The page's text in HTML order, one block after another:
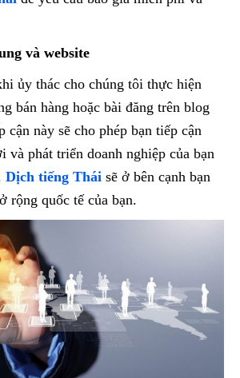
và website
ủy thác cho chúng tôi thực hiện
bán hàng hoặc bài đăng trên blog
cận này sẽ cho phép bạn tiếp cận
và phát triển doanh nghiệp của bạn
Dịch tiếng Thái sẽ ở bên cạnh bạn
rộng quốc tế của bạn.